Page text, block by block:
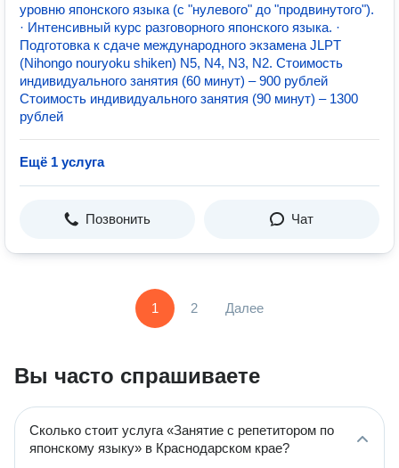
уровню японского языка (с "нулевого" до "продвинутого").
· Интенсивный курс разговорного японского языка. ·
Подготовка к сдаче международного экзамена JLPT
(Nihongo nouryoku shiken) N5, N4, N3, N2. Стоимость
индивидуального занятия (60 минут) – 900 рублей
Стоимость индивидуального занятия (90 минут) – 1300
рублей
Ещё 1 услуга
Позвонить Чат
1 2 Далее
Вы часто спрашиваете
Сколько стоит услуга «Занятие с репетитором по
японскому языку» в Краснодарском крае?